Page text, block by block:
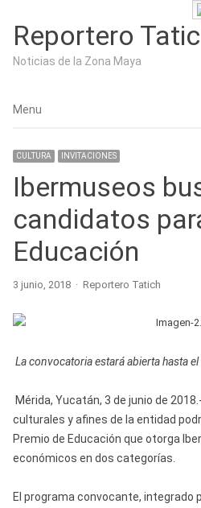
Reportero
Noticias de la Zona Maya
Menu
Menu
CULTURA INVITACIONES
Ibermuseos
candidatos
Educación
3 junio, 2018 Author
Reportero Tatich
La convocatoria estará abierta hasta el
Mérida, Yucatán, 3 de junio de
culturales y afines de la entidad
Premio de Educación que otorga
económicos en dos categorías.
El programa convocante, integrado